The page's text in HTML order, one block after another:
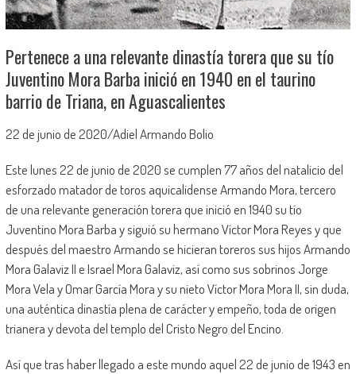
Pertenece a una relevante dinastía torera que su tío
Juventino Mora Barba inició en 1940 en el taurino
barrio de Triana, en Aguascalientes
22 de junio de 2020/Adiel Armando Bolio
Este lunes 22 de junio de 2020 se cumplen 77 años del natalicio del
esforzado matador de toros aquicalidense Armando Mora, tercero
de una relevante generación torera que inició en 1940 su tío
Juventino Mora Barba y siguió su hermano Víctor Mora Reyes y que
después del maestro Armando se hicieran toreros sus hijos Armando
Mora Galaviz II e Israel Mora Galaviz, así como sus sobrinos Jorge
Mora Vela y Omar García Mora y su nieto Víctor Mora Mora II, sin duda,
una auténtica dinastía plena de carácter y empeño, toda de origen
trianera y devota del templo del Cristo Negro del Encino.
Así que tras haber llegado a este mundo aquel 22 de junio de 1943 en